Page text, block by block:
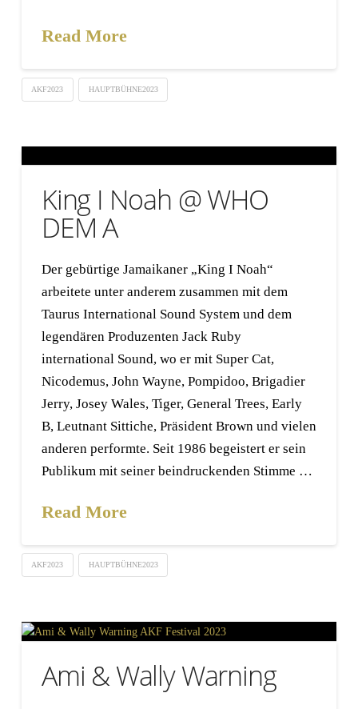
Read More
AKF2023 HAUPTBÜHNE2023
King I Noah @ WHO
DEM A
Der gebürtige Jamaikaner „King I Noah“
arbeitete unter anderem zusammen mit dem
Taurus International Sound System und dem
legendären Produzenten Jack Ruby
international Sound, wo er mit Super Cat,
Nicodemus, John Wayne, Pompidoo, Brigadier
Jerry, Josey Wales, Tiger, General Trees, Early
B, Leutnant Sittiche, Präsident Brown und vielen
anderen performte. Seit 1986 begeistert er sein
Publikum mit seiner beindruckenden Stimme …
Read More
AKF2023 HAUPTBÜHNE2023
Ami & Wally Warning